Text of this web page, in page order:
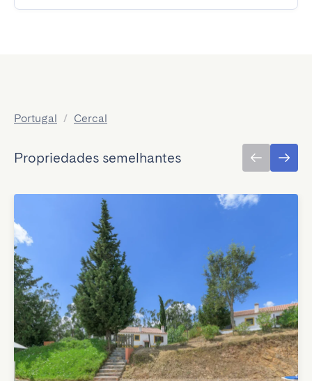
Portugal / Cercal
Propriedades semelhantes